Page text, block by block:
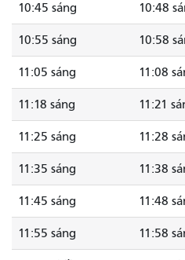
10:45 sáng 10:48
10:55 sáng 10:58
11:05 sáng 11:08
11:18 sáng 11:21
11:25 sáng 11:28
11:35 sáng 11:38
11:45 sáng 11:48
11:55 sáng 11:58